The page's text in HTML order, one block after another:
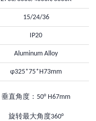
15/24/36
IP20
Aluminum Alloy
φ325*75*H73mm
垂直角度：50° H67mm
旋转最大角度360°